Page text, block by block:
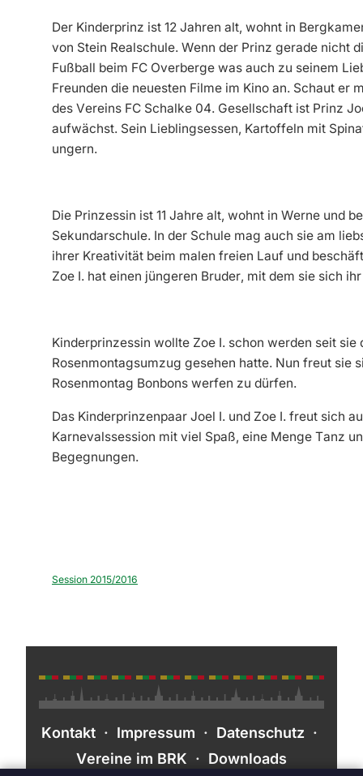
Der Kinderprinz ist 12 Jahren alt, wohnt in
von Stein Realschule. Wenn der Prinz gerade nicht
Fußball beim FC Overberge was auch zu seinem
Freunden die neuesten Filme im Kino an. Schaut er
des Vereins FC Schalke 04. Gesellschaft ist Prinz
aufwächst. Sein Lieblingsessen, Kartoffeln mit
ungern.
Die Prinzessin ist 11 Jahre alt, wohnt in Werne und
Sekundarschule. In der Schule mag auch sie am
ihrer Kreativität beim malen freien Lauf und
Zoe I. hat einen jüngeren Bruder, mit dem sie sich
Kinderprinzessin wollte Zoe I. schon werden seit sie
Rosenmontagsumzug gesehen hatte. Nun freut sie
Rosenmontag Bonbons werfen zu dürfen.
Das Kinderprinzenpaar Joel I. und Zoe I. freut sich
Karnevalssession mit viel Spaß, eine Menge Tanz
Begegnungen.
Session 2015/2016
Kontakt · Impressum · Datenschutz ·
Vereine im BRK · Downloads